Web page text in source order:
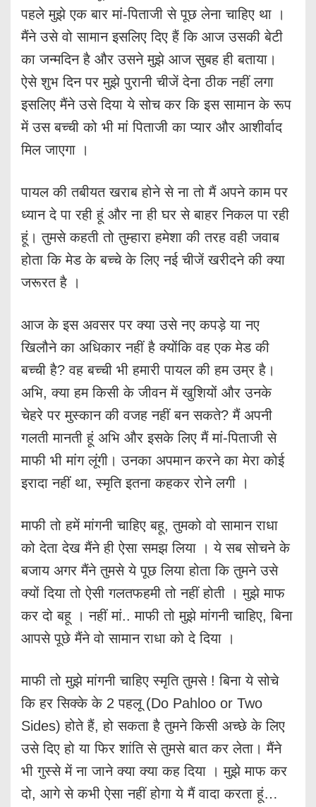
पहले मुझे एक बार मां-पिताजी से पूछ लेना चाहिए था ।
मैंने उसे वो सामान इसलिए दिए हैं कि आज उसकी बेटी
का जन्मदिन है और उसने मुझे आज सुबह ही बताया।
ऐसे शुभ दिन पर मुझे पुरानी चीजें देना ठीक नहीं लगा
इसलिए मैंने उसे दिया ये सोच कर कि इस सामान के रूप
में उस बच्ची को भी मां पिताजी का प्यार और आशीर्वाद
मिल जाएगा ।
पायल की तबीयत खराब होने से ना तो मैं अपने काम पर
ध्यान दे पा रही हूं और ना ही घर से बाहर निकल पा रही
हूं। तुमसे कहती तो तुम्हारा हमेशा की तरह वही जवाब
होता कि मेड के बच्चे के लिए नई चीजें खरीदने की क्या
जरूरत है ।
आज के इस अवसर पर क्या उसे नए कपड़े या नए
खिलौने का अधिकार नहीं है क्योंकि वह एक मेड की
बच्ची है? वह बच्ची भी हमारी पायल की हम उम्र है।
अभि, क्या हम किसी के जीवन में खुशियों और उनके
चेहरे पर मुस्कान की वजह नहीं बन सकते? मैं अपनी
गलती मानती हूं अभि और इसके लिए मैं मां-पिताजी से
माफी भी मांग लूंगी। उनका अपमान करने का मेरा कोई
इरादा नहीं था, स्मृति इतना कहकर रोने लगी ।
माफी तो हमें मांगनी चाहिए बहू, तुमको वो सामान राधा
को देता देख मैंने ही ऐसा समझ लिया । ये सब सोचने के
बजाय अगर मैंने तुमसे ये पूछ लिया होता कि तुमने उसे
क्यों दिया तो ऐसी गलतफहमी तो नहीं होती । मुझे माफ
कर दो बहू । नहीं मां.. माफी तो मुझे मांगनी चाहिए, बिना
आपसे पूछे मैंने वो सामान राधा को दे दिया ।
माफी तो मुझे मांगनी चाहिए स्मृति तुमसे ! बिना ये सोचे
कि हर सिक्के के 2 पहलू (Do Pahloo or Two
Sides) होते हैं, हो सकता है तुमने किसी अच्छे के लिए
उसे दिए हो या फिर शांति से तुमसे बात कर लेता। मैंने
भी गुस्से में ना जाने क्या क्या कह दिया । मुझे माफ कर
दो, आगे से कभी ऐसा नहीं होगा ये मैं वादा करता हूं…